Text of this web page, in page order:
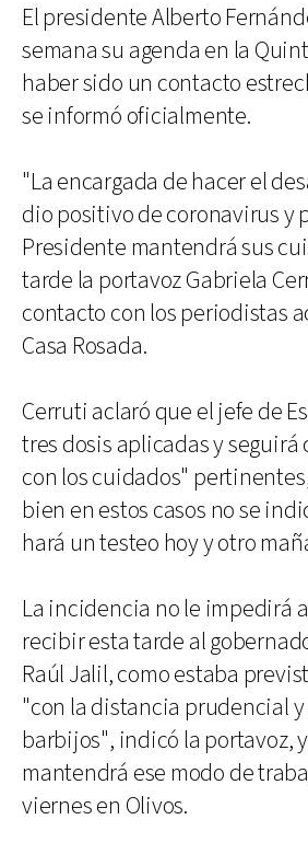
El presidente Alberto
semana su agenda en la
haber sido un contacto
se informó oficialmente.
"La encargada de hacer el
dio positivo de coronavirus y
Presidente mantendrá sus
tarde la portavoz Gabriela
contacto con los periodistas
Casa Rosada.
Cerruti aclaró que el jefe de
tres dosis aplicadas y seguirá
con los cuidados"
bien en estos casos no se
hará un testeo hoy y otro
La incidencia no le impedirá
recibir esta tarde al
Raúl Jalil, como estaba
"con la distancia prudencial y
barbijos", indicó la portavoz,
mantendrá ese modo de
viernes en Olivos.